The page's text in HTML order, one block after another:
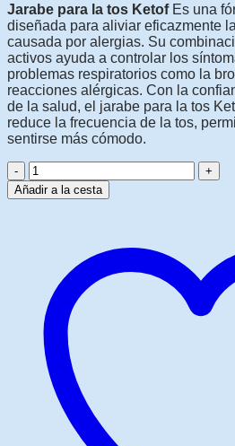
Jarabe para la tos KetofEs una
diseñada para aliviar eficazmente
causada por alergias. Su
activos ayuda a controlar los
problemas respiratorios como la
reacciones alérgicas. Con la
de la salud, el jarabe para la tos
reduce la frecuencia de la tos,
sentirse más cómodo.
Cantidad
Ketof
Cough
Añadir a la cesta